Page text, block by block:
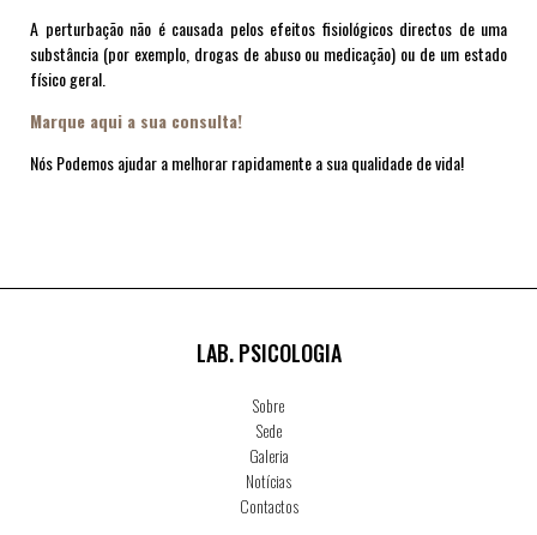
A perturbação não é causada pelos efeitos fisiológicos directos de uma
substância (por exemplo, drogas de abuso ou medicação) ou de um estado
físico geral.
Marque aqui a sua consulta!
Nós Podemos ajudar a melhorar rapidamente a sua qualidade de vida!
LAB. PSICOLOGIA
Sobre
Sede
Galeria
Notícias
Contactos